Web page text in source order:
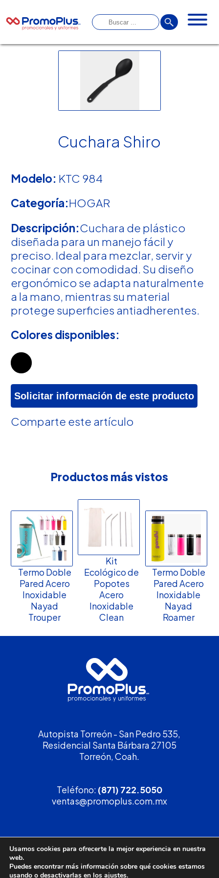
Cuchara Shiro
Modelo: KTC 984
Categoría:HOGAR
Descripción:Cuchara de plástico
diseñada para un manejo fácil y
preciso. Ideal para mezclar, servir y
cocinar con comodidad. Su diseño
ergonómico se adapta naturalmente
a la mano, mientras su material
protege superficies antiadherentes.
Colores disponibles:
Solicitar información de este producto
Comparte este artículo
Productos más vistos
Termo Doble
Pared Acero
Inoxidable
Nayad
Trouper
Kit
Ecológico de
Popotes
Acero
Inoxidable
Clean
Termo Doble
Pared Acero
Inoxidable
Nayad
Roamer
Autopista Torreón - San Pedro 535,
Residencial Santa Bárbara 27105
Torreón, Coah.
Teléfono: (871) 722.5050
ventas@promoplus.com.mx
¡Solicita tucotización!
(800) 90 PROMO
Usamos cookies para ofrecerte la mejor experiencia en nuestra
web.
Puedes encontrar más información sobre qué cookies estamos
usando o desactivarlas en los ajustes.